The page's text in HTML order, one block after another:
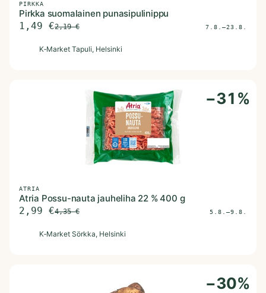
PIRKKA
Pirkka suomalainen punasipulinippu
1,49 €2,19€ 7.8.–23.8.
K‑Market Tapuli, Helsinki
−31 %
ATRIA
Atria Possu-nauta jauheliha 22 % 400 g
2,99 €4,35€ 5.8.–9.8.
K‑Market Sörkka, Helsinki
−30%